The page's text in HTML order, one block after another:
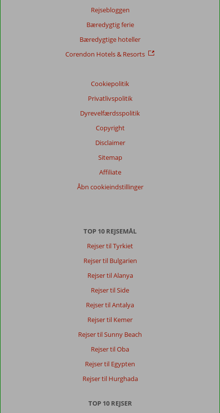
Rejsebloggen
Bæredygtig ferie
Bæredygtige hoteller
Corendon Hotels & Resorts
Cookiepolitik
Privatlivspolitik
Dyrevelfærdsspolitik
Copyright
Disclaimer
Sitemap
Affiliate
Åbn cookieindstillinger
TOP 10 REJSEMÅL
Rejser til Tyrkiet
Rejser til Bulgarien
Rejser til Alanya
Rejser til Side
Rejser til Antalya
Rejser til Kemer
Rejser til Sunny Beach
Rejser til Oba
Rejser til Egypten
Rejser til Hurghada
TOP 10 REJSER